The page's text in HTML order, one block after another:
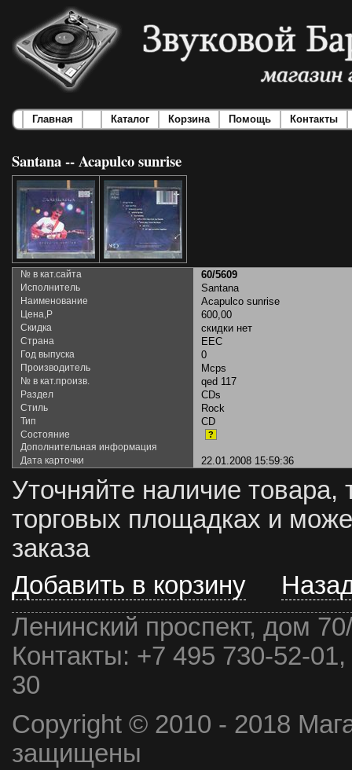
Главная Каталог Корзина Помощь Контакты
Santana -- Acapulco sunrise
№ в кат.сайта 60/5609
Исполнитель Santana
Наименование Acapulco sunrise
Цена,Р 600,00
Скидка скидки нет
Страна EEC
Год выпуска 0
Производитель Mcps
№ в кат.произв. qed 117
Раздел CDs
Стиль Rock
Тип CD
Состояние ?
Дополнительная информация
Дата карточки
22.01.2008 15:59:36
Уточняйте наличие товара,
торговых площадках и
заказа
Добавить в корзину
Ленинский проспект, дом
Контакты: +7 495 730-52-
30
Copyright © 2010 - 2018
защищены